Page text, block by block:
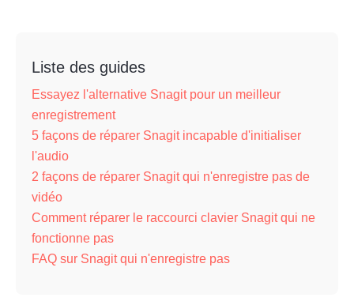
Liste des guides
Essayez l'alternative Snagit pour un meilleur
enregistrement
5 façons de réparer Snagit incapable d'initialiser
l'audio
2 façons de réparer Snagit qui n'enregistre pas de
vidéo
Comment réparer le raccourci clavier Snagit qui ne
fonctionne pas
FAQ sur Snagit qui n'enregistre pas